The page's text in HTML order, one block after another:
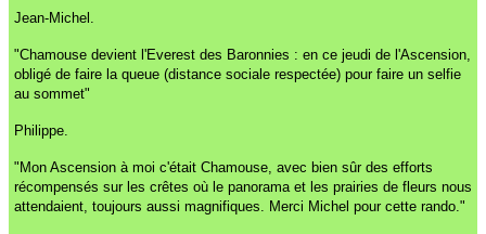
Jean-Michel.
"Chamouse devient l'Everest des Baronnies : en ce jeudi de l'Ascension,
obligé de faire la queue (distance sociale respectée) pour faire un selfie
au sommet"
Philippe.
"Mon Ascension à moi c'était Chamouse, avec bien sûr des efforts
récompensés sur les crêtes où le panorama et les prairies de fleurs nous
attendaient, toujours aussi magnifiques. Merci Michel pour cette rando."